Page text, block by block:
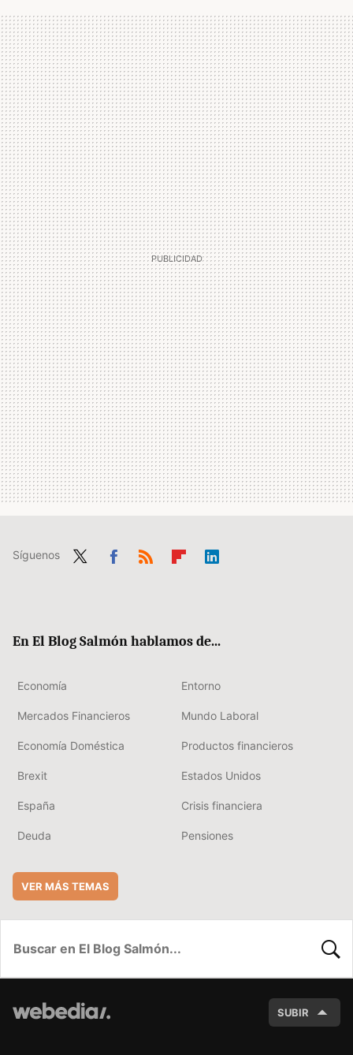
Síguenos
En El Blog Salmón hablamos de...
Economía Entorno
Mercados Financieros Mundo Laboral
Economía Doméstica Productos financieros
Brexit Estados Unidos
España Crisis financiera
Deuda Pensiones
VER MÁS TEMAS
SUBIR